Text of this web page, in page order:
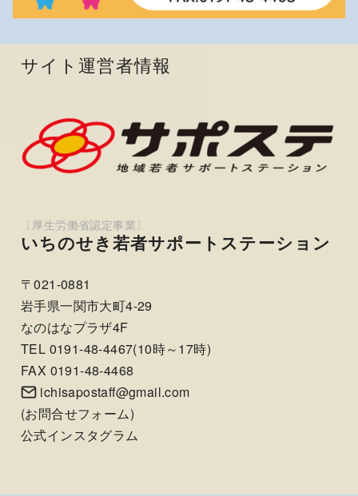
サイト運営者情報
いちのせき若者サポートステーション
〒021-0881
岩手県一関市大町4-29
なのはなプラザ4F
TEL 0191-48-4467(10時～17時)
FAX 0191-48-4468
ichisapostaff@gmail.com
(お問合せフォーム)
公式インスタグラム